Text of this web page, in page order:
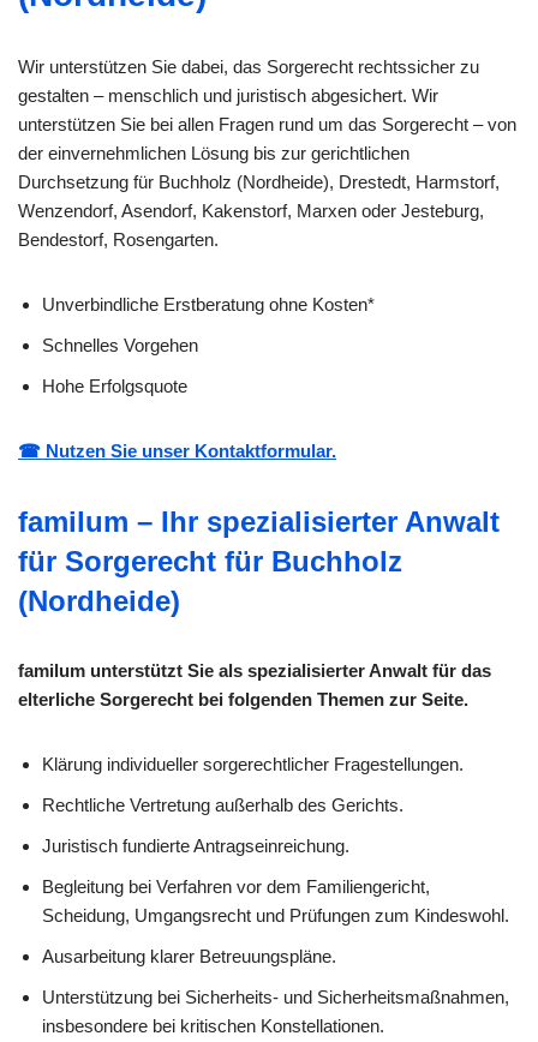
Wir unterstützen Sie dabei, das Sorgerecht rechtssicher zu
gestalten – menschlich und juristisch abgesichert. Wir
unterstützen Sie bei allen Fragen rund um das Sorgerecht – von
der einvernehmlichen Lösung bis zur gerichtlichen
Durchsetzung für Buchholz (Nordheide), Drestedt, Harmstorf,
Wenzendorf, Asendorf, Kakenstorf, Marxen oder Jesteburg,
Bendestorf, Rosengarten.
Unverbindliche Erstberatung ohne Kosten*
Schnelles Vorgehen
Hohe Erfolgsquote
☎ Nutzen Sie unser Kontaktformular.
familum – Ihr spezialisierter Anwalt
für Sorgerecht für Buchholz
(Nordheide)
familum unterstützt Sie als spezialisierter Anwalt für das
elterliche Sorgerecht bei folgenden Themen zur Seite.
Klärung individueller sorge­rechtlicher Fragestellungen.
Rechtliche Vertretung außerhalb des Gerichts.
Juristisch fundierte Antragseinreichung.
Begleitung bei Verfahren vor dem Familiengericht,
Scheidung, Umgangsrecht und Prüfungen zum Kindeswohl.
Ausarbeitung klarer Betreuungspläne.
Unterstützung bei Sicherheits- und Sicherheitsmaßnahmen,
insbesondere bei kritischen Konstellationen.